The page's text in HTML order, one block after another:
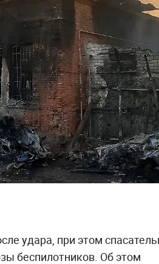
удара, при этом
беспилотников. Об этом